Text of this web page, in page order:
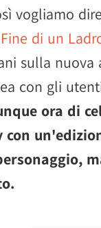
vogliamo
di un
sulla nuova
con gli
ora di
con